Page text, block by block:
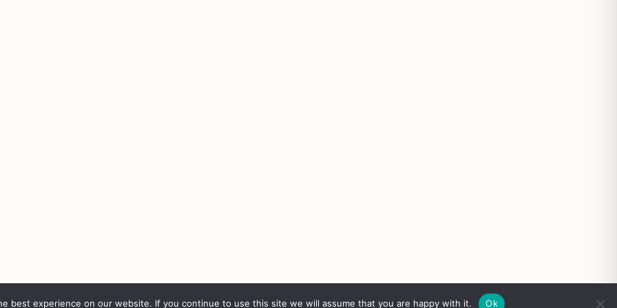
best experience on our website. If you continue to use this site we will assume that you are happy with it. Ok